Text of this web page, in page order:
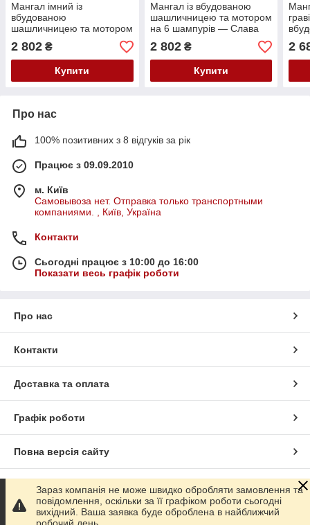
Мангал імний із
вбудованою
шашличницею та мотором
на 6 шампурів
2 802 ₴
Купити
Мангал із вбудованою
шашличницею та мотором
на 6 шампурів — Слава
Україні
2 802₴
Купити
на
2
Про нас
100% позитивних з 8 відгуків за рік
Працює з 09.09.2010
м. Київ
Самовывоза нет. Отправка только транспортными
компаниями. , Київ, Україна
Контакти
Сьогодні працює з 10:00 до 16:00
Показати весь графік роботи
Про нас
Контакти
Доставка та оплата
Графік роботи
Повна версія сайту
Сайт створено на маркетплейсіProm.ua
Політика конфіденційності
Зараз компанія не може швидко обробляти замовлення та
повідомлення, оскільки за її графіком роботи сьогодні
вихідний. Ваша заявка буде оброблена в найближчий